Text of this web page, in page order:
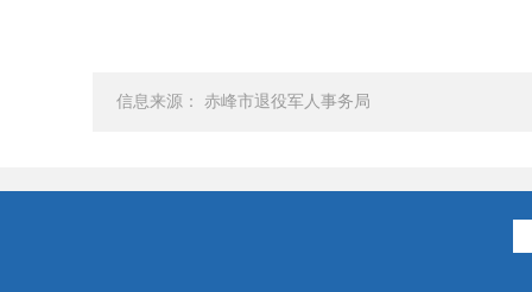
信息来源： 赤峰市退役军人事务局